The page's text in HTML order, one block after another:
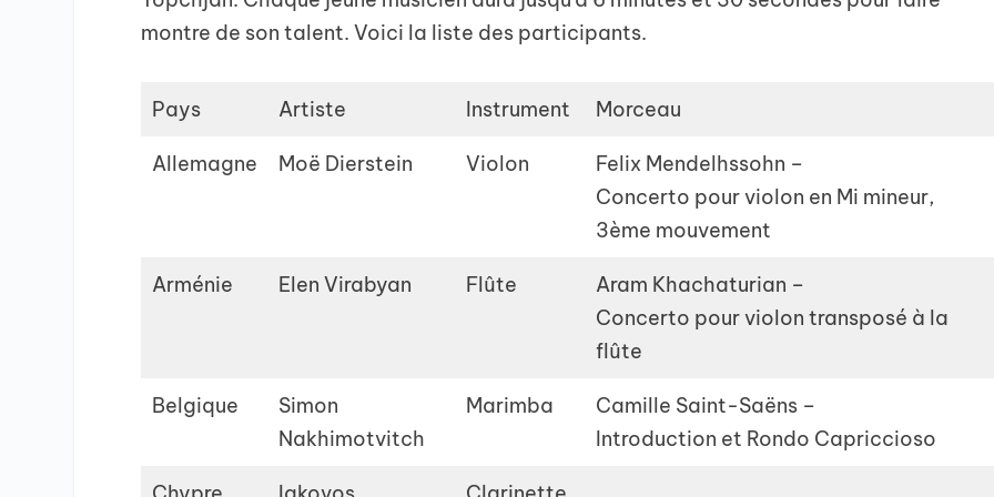
montre de son talent. Voici la liste des participants.
Pays Artiste Instrument Morceau
Allemagne Moë Dierstein Violon
Felix Mendelhssohn –
Concerto pour violon en Mi mineur,
3ème mouvement
Arménie Elen Virabyan Flûte
Aram Khachaturian –
Concerto pour violon transposé à la
flûte
Belgique
Simon
Nakhimotvitch
Marimba
Camille Saint-Saëns –
Introduction et Rondo Capriccioso